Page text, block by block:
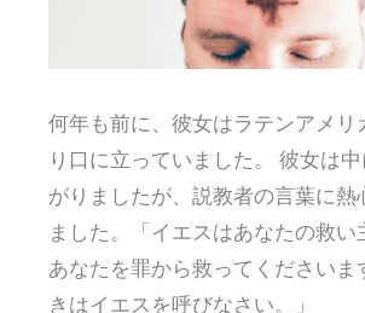
何年も前に、彼女はラテンアメリ
り口に立っていました。 彼女は
がりましたが、説教者の言葉に熱
ました。「イエスはあなたの救い
あなたを罪から救ってくださいま
きはイエスを呼びなさい。」